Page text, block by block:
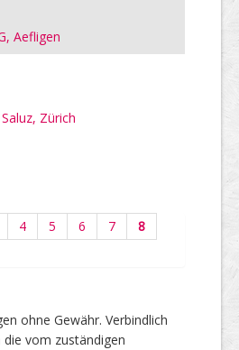
Aefligen
Zürich
4 5 6 7
8
ohne Gewähr. Verbindlich
die vom zuständigen